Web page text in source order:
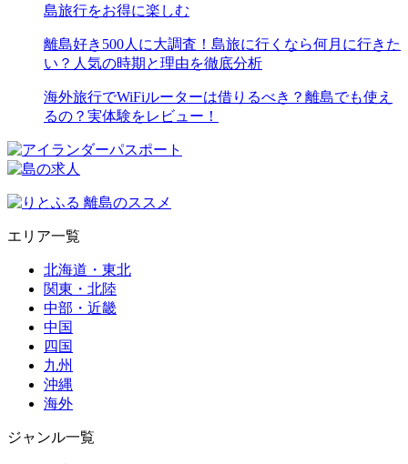
島旅行をお得に楽しむ
離島好き500人に大調査！島旅に行くなら何月に行きた
い？人気の時期と理由を徹底分析
海外旅行でWiFiルーターは借りるべき？離島でも使え
るの？実体験をレビュー！
エリア一覧
北海道・東北
関東・北陸
中部・近畿
中国
四国
九州
沖縄
海外
ジャンル一覧